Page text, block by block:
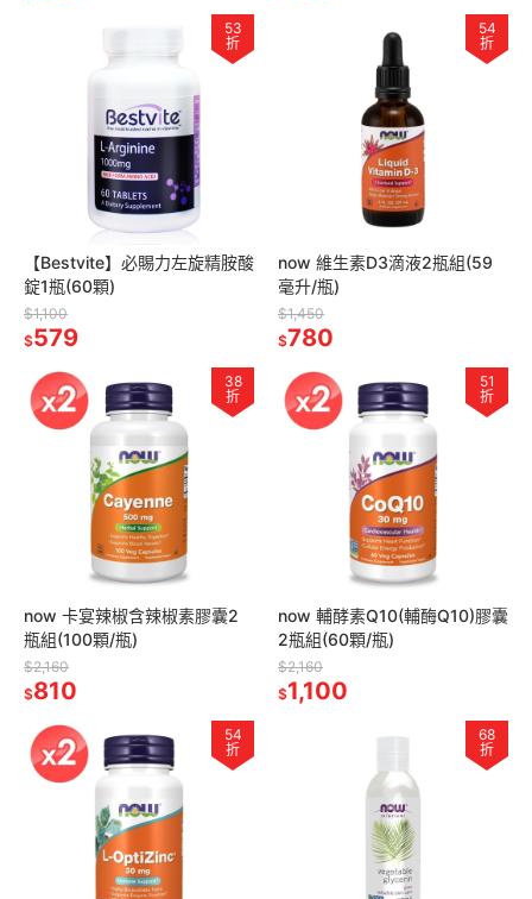
53
折
【Bestvite】必賜力左旋精胺酸
錠1瓶(60顆)
$1,100
$579
54
折
now 維生素D3滴液2瓶組(59
毫升/瓶)
$1,450
$780
38
折
now 卡宴辣椒含辣椒素膠囊2
瓶組(100顆/瓶)
$2,160
$810
51
折
now 輔酵素Q10(輔酶Q10)膠囊
2瓶組(60顆/瓶)
$2,160
$1,100
54
折
68
折